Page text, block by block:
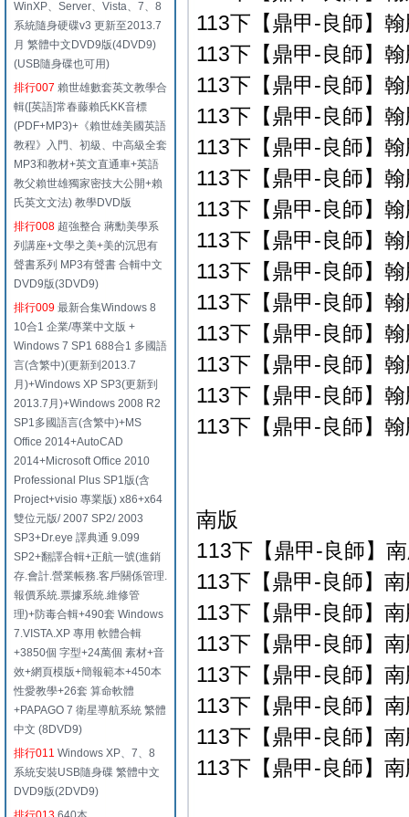
WinXP、Server、Vista、7、8
系統隨身硬碟v3 更新至2013.7
月 繁體中文DVD9版(4DVD9)
(USB隨身碟也可用)
排行007 賴世雄數套英文教學合
輯([英語]常春藤賴氏KK音標
(PDF+MP3)+《賴世雄美國英語
教程》入門、初級、中高級全套
MP3和教材+英文直通車+英語
教父賴世雄獨家密技大公開+賴
氏英文文法) 教學DVD版
排行008 超強整合 蔣勳美學系
列講座+文學之美+美的沉思有
聲書系列 MP3有聲書 合輯中文
DVD9版(3DVD9)
排行009 最新合集Windows 8
10合1 企業/專業中文版 +
Windows 7 SP1 688合1 多國語
言(含繁中)(更新到2013.7
月)+Windows XP SP3(更新到
2013.7月)+Windows 2008 R2
SP1多國語言(含繁中)+MS
Office 2014+AutoCAD
2014+Microsoft Office 2010
Professional Plus SP1版(含
Project+visio 專業版) x86+x64
雙位元版/ 2007 SP2/ 2003
SP3+Dr.eye 譯典通 9.099
SP2+翻譯合輯+正航一號(進銷
存.會計.營業帳務.客戶關係管理.
報價系統.票據系統.維修管
理)+防毒合輯+490套 Windows
7.VISTA.XP 專用 軟體合輯
+3850個 字型+24萬個 素材+音
效+網頁模版+簡報範本+450本
性愛教學+26套 算命軟體
+PAPAGO 7 衛星導航系統 繁體
中文 (8DVD9)
排行011 Windows XP、7、8
系統安裝USB隨身碟 繁體中文
DVD9版(2DVD9)
113下【鼎甲-良師】
113下【鼎甲-良師】
113下【鼎甲-良師】
113下【鼎甲-良師】
113下【鼎甲-良師】
113下【鼎甲-良師】
113下【鼎甲-良師】
113下【鼎甲-良師】
113下【鼎甲-良師】
113下【鼎甲-良師】
113下【鼎甲-良師】
113下【鼎甲-良師】
113下【鼎甲-良師】
113下【鼎甲-良師】
南版
113下【鼎甲-良師】
113下【鼎甲-良師】
113下【鼎甲-良師】
113下【鼎甲-良師】
113下【鼎甲-良師】
113下【鼎甲-良師】
113下【鼎甲-良師】
113下【鼎甲-良師】